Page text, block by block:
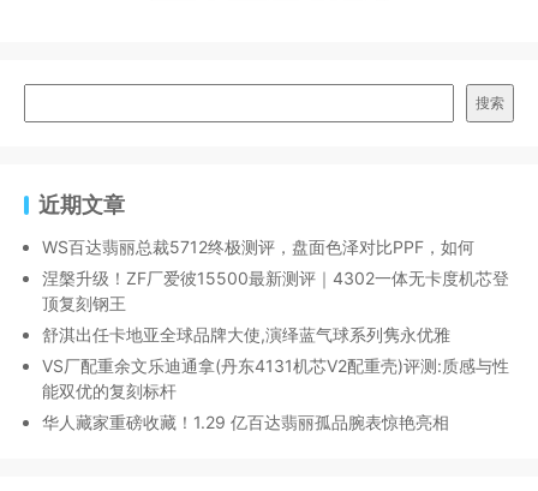
搜索
近期文章
WS百达翡丽总裁5712终极测评，盘面色泽对比PPF，如何
涅槃升级！ZF厂爱彼15500最新测评｜4302一体无卡度机芯登
顶复刻钢王
舒淇出任卡地亚全球品牌大使,演绎蓝气球系列隽永优雅
VS厂配重余文乐迪通拿(丹东4131机芯V2配重壳)评测:质感与性
能双优的复刻标杆
华人藏家重磅收藏！1.29 亿百达翡丽孤品腕表惊艳亮相